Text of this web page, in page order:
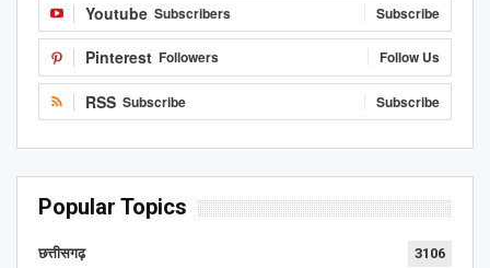
Youtube Subscribers Subscribe
Pinterest Followers Follow Us
RSS Subscribe Subscribe
Popular Topics
छत्तीसगढ़ 3106